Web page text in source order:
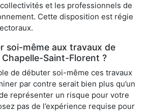
et les professionnels de
Cette disposition est régie
soi-même aux travaux de
Saint-Florent ?
de débuter soi-même ces travaux
par contre serait bien plus qu’un
représenter un risque pour votre
pas de l’expérience requise pour